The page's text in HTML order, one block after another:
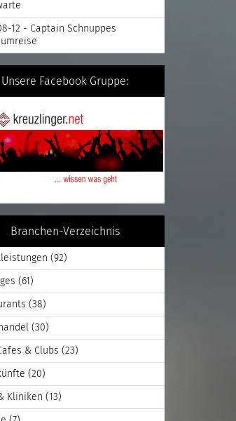
12 - Captain Schnuppes
Unsere Facebook Gruppe:
Branchen-Verzeichnis
(92)
(61)
(38)
(30)
& Clubs (23)
(20)
Kliniken (13)